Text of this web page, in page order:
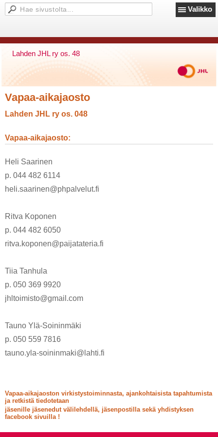
Valikko
Lahden JHL ry os. 48
Vapaa-aikajaosto
Lahden JHL ry os. 048
Vapaa-aikajaosto:
Heli Saarinen
p. 044 482 6114
heli.saarinen@phpalvelut.fi
Ritva Koponen
p. 044 482 6050
ritva.koponen@paijatateria.fi
Tiia Tanhula
p. 050 369 9920
jhltoimisto@gmail.com
Tauno Ylä-Soininmäki
p. 050 559 7816
tauno.yla-soininmaki@lahti.fi
Vapaa-aikajaoston virkistystoiminnasta, ajankohtaisista tapahtumista
ja retkistä tiedotetaan
jäsenille jäsenedut välilehdellä, jäsenpostilla sekä yhdistyksen
facebook sivuilla !